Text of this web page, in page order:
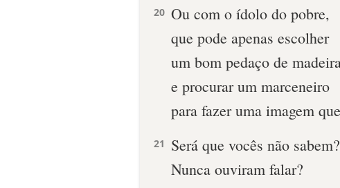
20 Ou com o ídolo do pobre,
que pode apenas escolher
um bom pedaço de
e procurar um marceneiro
para fazer uma imagem
21
Será que vocês não sabem?
Nunca ouviram falar?